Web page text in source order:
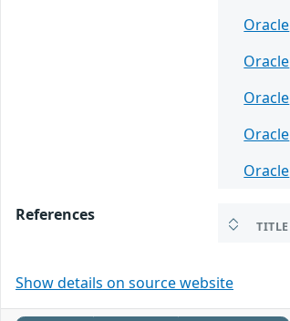
Oracle
Oracle
Oracle
Oracle
Oracle
References
TITLE
Show details on source website